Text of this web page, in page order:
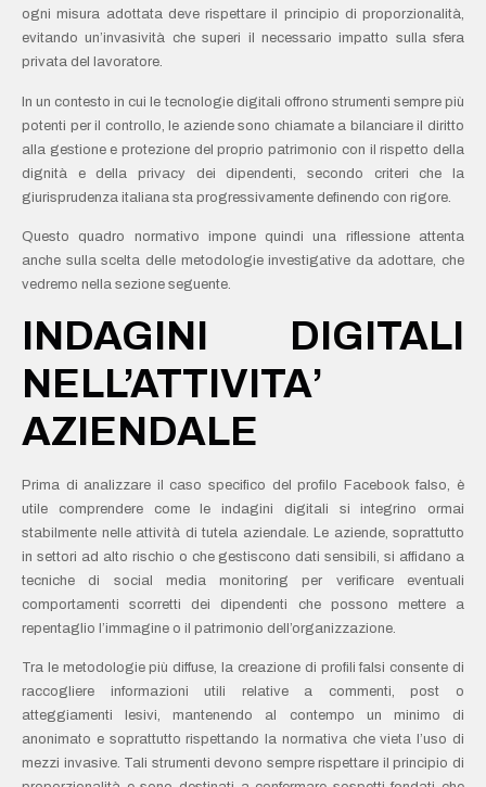
ogni misura adottata deve rispettare il principio di proporzionalità,
evitando un’invasività che superi il necessario impatto sulla sfera
privata del lavoratore.
In un contesto in cui le tecnologie digitali offrono strumenti sempre più
potenti per il controllo, le aziende sono chiamate a bilanciare il diritto
alla gestione e protezione del proprio patrimonio con il rispetto della
dignità e della privacy dei dipendenti, secondo criteri che la
giurisprudenza italiana sta progressivamente definendo con rigore.
Questo quadro normativo impone quindi una riflessione attenta
anche sulla scelta delle metodologie investigative da adottare, che
vedremo nella sezione seguente.
INDAGINI DIGITALI
NELL’ATTIVITA’
AZIENDALE
Prima di analizzare il caso specifico del profilo Facebook falso, è
utile comprendere come le indagini digitali si integrino ormai
stabilmente nelle attività di tutela aziendale. Le aziende, soprattutto
in settori ad alto rischio o che gestiscono dati sensibili, si affidano a
tecniche di social media monitoring per verificare eventuali
comportamenti scorretti dei dipendenti che possono mettere a
repentaglio l’immagine o il patrimonio dell’organizzazione.
Tra le metodologie più diffuse, la creazione di profili falsi consente di
raccogliere informazioni utili relative a commenti, post o
atteggiamenti lesivi, mantenendo al contempo un minimo di
anonimato e soprattutto rispettando la normativa che vieta l’uso di
mezzi invasive. Tali strumenti devono sempre rispettare il principio di